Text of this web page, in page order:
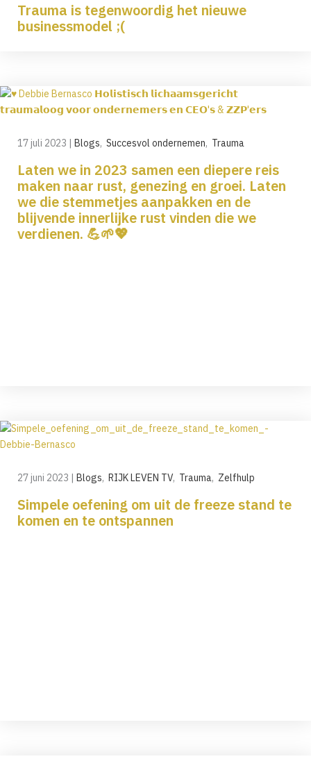
Trauma is tegenwoordig het nieuwe
businessmodel ;(
17 juli 2023 | Blogs, Succesvol ondernemen, Trauma
Laten we in 2023 samen een diepere reis
maken naar rust, genezing en groei. Laten
we die stemmetjes aanpakken en de
blijvende innerlijke rust vinden die we
verdienen. 💪🌱💖
27 juni 2023 | Blogs, RIJK LEVEN TV, Trauma, Zelfhulp
Simpele oefening om uit de freeze stand te
komen en te ontspannen